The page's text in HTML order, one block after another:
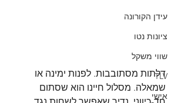
עידן הקורונה
ציונות נטו
שווי משקל
TLV
אישי
דלתות מסתובבות. לפנות ימינה או
שמאלה. מסלול חיינו הוא שסתום